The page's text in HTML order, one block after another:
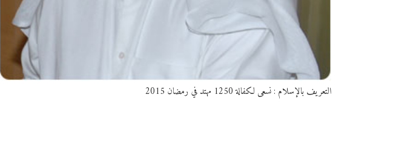
التعريف بالإسلام : نسعى لكفالة 1250 مهتد في رمضان 2015